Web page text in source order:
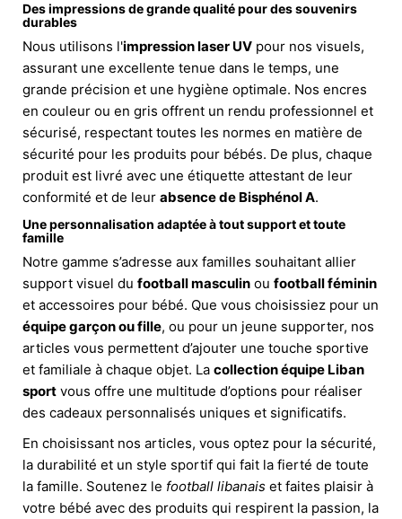
Des impressions de grande qualité pour des souvenirs
durables
Nous utilisons l'impression laser UV pour nos visuels,
assurant une excellente tenue dans le temps, une
grande précision et une hygiène optimale. Nos encres
en couleur ou en gris offrent un rendu professionnel et
sécurisé, respectant toutes les normes en matière de
sécurité pour les produits pour bébés. De plus, chaque
produit est livré avec une étiquette attestant de leur
conformité et de leur absence de Bisphénol A.
Une personnalisation adaptée à tout support et toute
famille
Notre gamme s’adresse aux familles souhaitant allier
support visuel du football masculin ou football féminin
et accessoires pour bébé. Que vous choisissiez pour un
équipe garçon ou fille, ou pour un jeune supporter, nos
articles vous permettent d’ajouter une touche sportive
et familiale à chaque objet. La collection équipe Liban
sport vous offre une multitude d’options pour réaliser
des cadeaux personnalisés uniques et significatifs.
En choisissant nos articles, vous optez pour la sécurité,
la durabilité et un style sportif qui fait la fierté de toute
la famille. Soutenez le football libanais et faites plaisir à
votre bébé avec des produits qui respirent la passion, la